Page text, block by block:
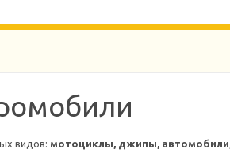
видов: мотоциклы, джипы,